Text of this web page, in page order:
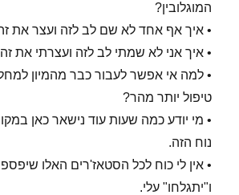
המוגלובין?
• איך אף אחד לא שם לב לזה ועצר את
• איך אני לא שמתי לב לזה ועצרתי את
• למה אי אפשר לעבור כבר מהמיון
טיפול יותר מהר?
• מי יודע כמה שעות עוד נישאר כאן
נוח הזה.
• אין לי כוח לכל הסטאז'רים האלו
ו"יתגלחו" עלי.